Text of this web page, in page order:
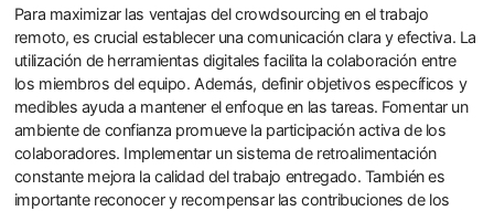
Para maximizar las ventajas del crowdsourcing en el trabajo
remoto, es crucial establecer una comunicación clara y efectiva. La
utilización de herramientas digitales facilita la colaboración entre
los miembros del equipo. Además, definir objetivos específicos y
medibles ayuda a mantener el enfoque en las tareas. Fomentar un
ambiente de confianza promueve la participación activa de los
colaboradores. Implementar un sistema de retroalimentación
constante mejora la calidad del trabajo entregado. También es
importante reconocer y recompensar las contribuciones de los